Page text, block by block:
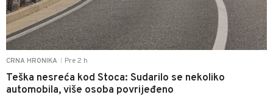
CRNA HRONIKA Pre 2 h
Teška nesreća kod Stoca: Sudarilo se nekoliko
automobila, više osoba povrijeđeno